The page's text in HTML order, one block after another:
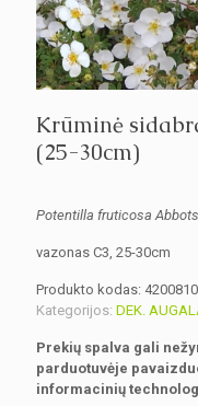
Krūminė
(25-30cm)
Potentilla fruticosa
vazonas C3, 25-30cm
Produkto kodas:
Kategorijos: DEK.
Prekių spalva gali
parduotuvėje
informacinių